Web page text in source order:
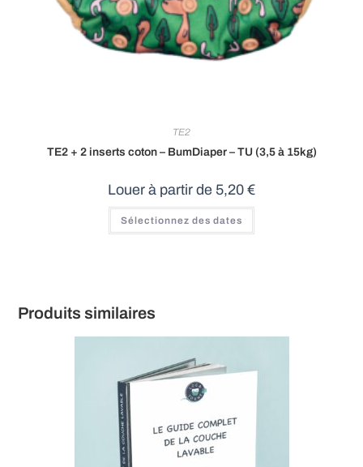
TE2
TE2 + 2 inserts coton – BumDiaper – TU (3,5 à 15kg)
Louer à partir de 5,20 €
Sélectionnez des dates
Produits similaires